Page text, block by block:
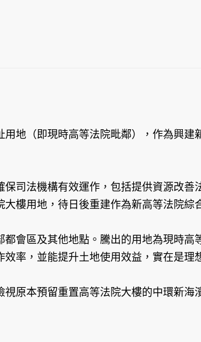
地（即現時高等法院毗鄰），作為興建
司法機構有效運作，包括提供資源改善
樓用地，待日後重建作為新高等法院綜
區及其他地點。騰出的用地為現時高
率，並能提升土地使用效益，實在是理
原本預留重置高等法院大樓的中環新海